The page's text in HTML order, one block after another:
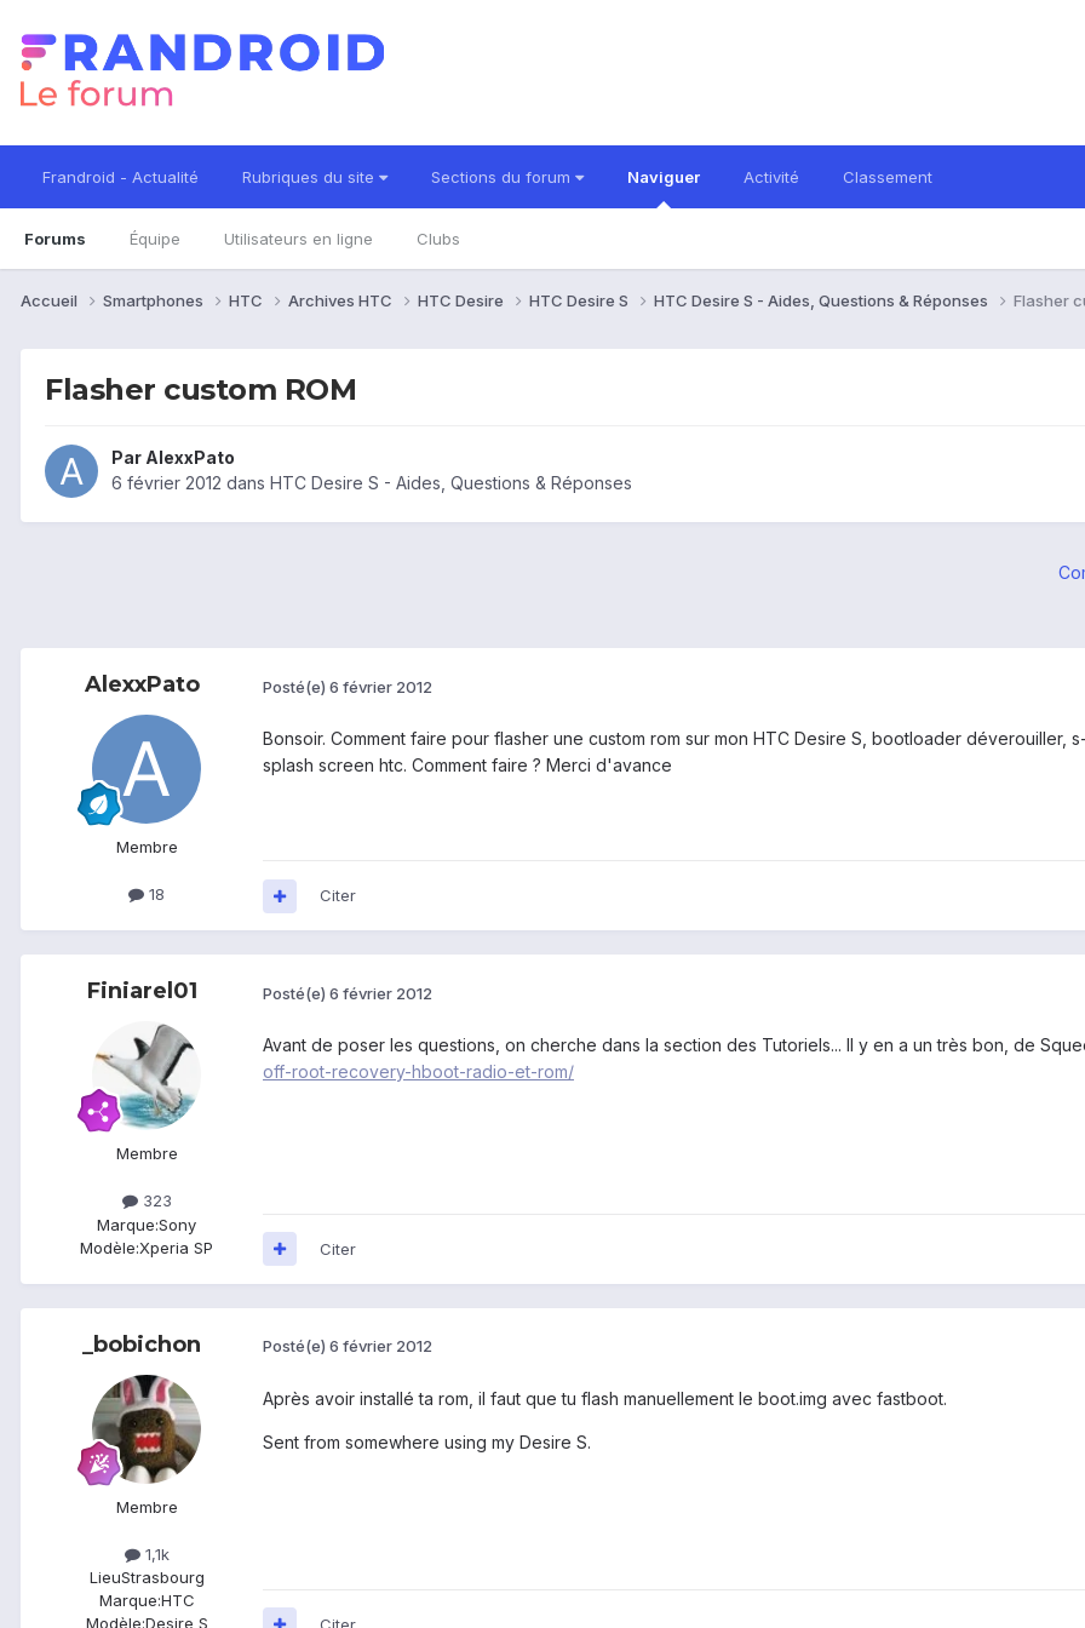
Frandroid - Actualité Rubriques du site Sections du forum Naviguer
Forums Équipe Utilisateurs en ligne Clubs
Activité Classement
Accueil Smartphones HTC Archives HTC HTC Desire HTC Desire S HTC Desire S - Aides, Questions & Réponses Flasher
Flasher custom ROM
Par AlexxPato
6 février 2012 dans HTC Desire S - Aides, Questions & Réponses
AlexxPato
Membre
18
Posté(e) 6 février 2012
Bonsoir. Comment faire pour flasher une custom rom sur mon HTC Desire S, bootloader déverouiller,
splash screen htc. Comment faire ? Merci d'avance
Citer
Finiarel01
Membre
323
Marque:Sony
Modèle:Xperia SP
Posté(e) 6 février 2012
Avant de poser les questions, on cherche dans la section des Tutoriels... Il y en a un très bon, de
off-root-recovery-hboot-radio-et-rom/
Citer
_bobichon
Membre
1,1k
LieuStrasbourg
Marque:HTC
Modèle:Desire S
Posté(e) 6 février 2012
Après avoir installé ta rom, il faut que tu flash manuellement le boot.img avec fastboot.
Sent from somewhere using my Desire S.
Citer